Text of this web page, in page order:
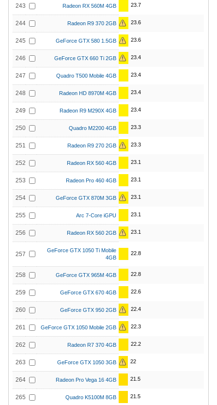
243 Radeon RX 560M 4GB 23.7
244 Radeon R9 370 2GB 23.6
245 GeForce GTX 580 1.5GB 23.6
246 GeForce GTX 660 Ti 2GB 23.4
247 Quadro T500 Mobile 4GB 23.4
248 Radeon HD 8970M 4GB 23.4
249 Radeon R9 M290X 4GB 23.4
250 Quadro M2200 4GB 23.3
251 Radeon R9 270 2GB 23.3
252 Radeon RX 560 4GB 23.1
253 Radeon Pro 460 4GB 23.1
254 GeForce GTX 870M 3GB 23.1
255 Arc 7-Core iGPU 23.1
256 Radeon RX 560 2GB 23.1
257
GeForce GTX 1050 Ti Mobile
4GB
22.8
258 GeForce GTX 965M 4GB 22.8
259 GeForce GTX 670 4GB 22.6
260 GeForce GTX 950 2GB 22.4
261 GeForce GTX 1050 Mobile 2GB 22.3
262 Radeon R7 370 4GB 22.2
263 GeForce GTX 1050 3GB 22
264 Radeon Pro Vega 16 4GB 21.5
265 Quadro K5100M 8GB 21.5